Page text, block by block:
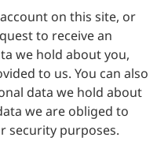
on this site, or
to receive an
we hold about you,
to us. You can also
data we hold about
we are obliged to
security purposes.